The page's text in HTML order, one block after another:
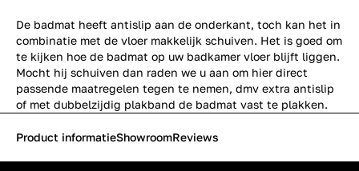
De badmat heeft antislip aan de onderkant, toch kan het in
combinatie met de vloer makkelijk schuiven. Het is goed om
te kijken hoe de badmat op uw badkamer vloer blijft liggen.
Mocht hij schuiven dan raden we u aan om hier direct
passende maatregelen tegen te nemen, dmv extra antislip
of met dubbelzijdig plakband de badmat vast te plakken.
Product informatieShowroomReviews